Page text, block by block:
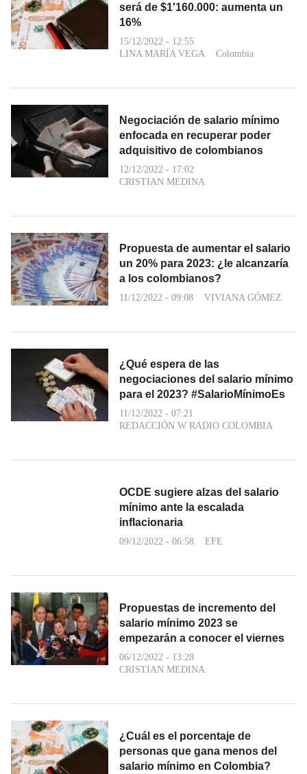
será de $1′160.000: aumenta un
16%
15/12/2022 - 12:55
LINA MARÍA VEGA
Colombia
Negociación de salario mínimo
enfocada en recuperar poder
adquisitivo de colombianos
12/12/2022 - 17:02
CRISTIAN MEDINA
Propuesta de aumentar el salario
un 20% para 2023: ¿le alcanzaría
a los colombianos?
11/12/2022 - 09:08 VIVIANA GÓMEZ
¿Qué espera de las
negociaciones del salario mínimo
para el 2023? #SalarioMínimoEs
11/12/2022 - 07:21
REDACCIÓN W RADIO COLOMBIA
OCDE sugiere alzas del salario
mínimo ante la escalada
inflacionaria
09/12/2022 - 06:58 EFE
Propuestas de incremento del
salario mínimo 2023 se
empezarán a conocer el viernes
06/12/2022 - 13:28
CRISTIAN MEDINA
¿Cuál es el porcentaje de
personas que gana menos del
salario mínimo en Colombia?